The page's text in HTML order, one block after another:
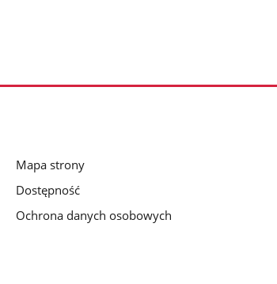
Mapa strony
Dostępność
Ochrona danych osobowych